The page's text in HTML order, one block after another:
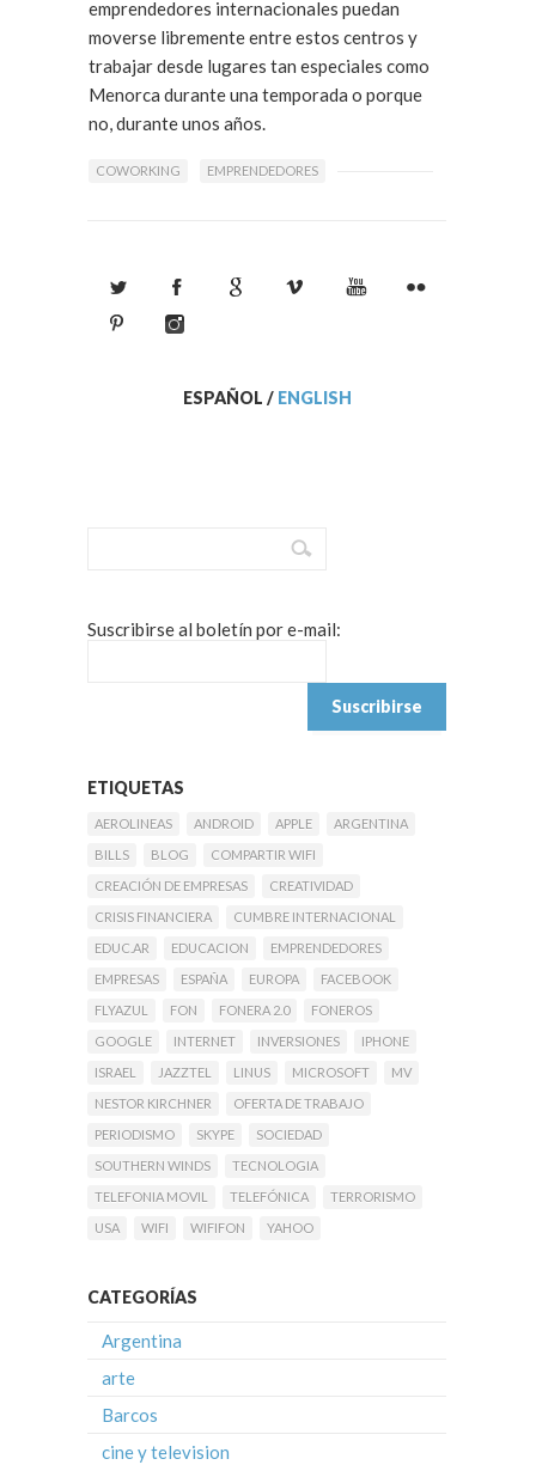
emprendedores internacionales puedan
moverse libremente entre estos centros y
trabajar desde lugares tan especiales como
Menorca durante una temporada o porque
no, durante unos años.
COWORKING EMPRENDEDORES
ESPAÑOL / ENGLISH
Suscribirse al boletín por e-mail:
ETIQUETAS
AEROLINEAS ANDROID APPLE
ARGENTINA
BILLS
BLOG
COMPARTIR WIFI
CREACIÓN DE EMPRESAS
CREATIVIDAD
CRISIS FINANCIERA
CUMBRE INTERNACIONAL
EDUC.AR
EDUCACION
EMPRENDEDORES
EMPRESAS
ESPAÑA EUROPA
FACEBOOK
FLYAZUL
FON FONERA 2.0
FONEROS
GOOGLE
INTERNET INVERSIONES
IPHONE
ISRAEL
JAZZTEL LINUS MICROSOFT
MV
NESTOR KIRCHNER
OFERTA DE TRABAJO
PERIODISMO
SKYPE
SOCIEDAD
SOUTHERN WINDS
TECNOLOGIA
TELEFONIA MOVIL
TELEFÓNICA
TERRORISMO
USA
WIFI WIFIFON YAHOO
CATEGORÍAS
Argentina
arte
Barcos
cine y television